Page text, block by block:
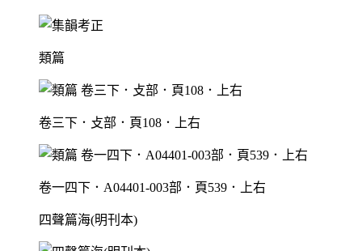
類篇
卷三下．攴部．頁108．上右
卷一四下．A04401-003部．頁539．上右
四聲篇海(明刊本)